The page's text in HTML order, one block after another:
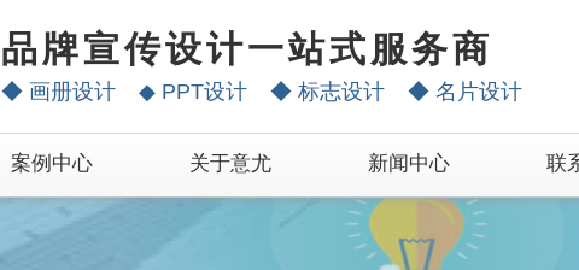
品牌宣传设计一站式服务商
◆ 画册设计 ◆ PPT设计 ◆ 标志设计 ◆ 名片设计
案例中心 关于意尤 新闻中心 联